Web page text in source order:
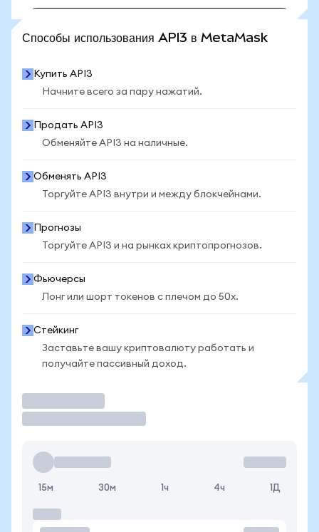
Способы использования API3 в MetaMask
Купить API3
Начните всего за пару нажатий.
Продать API3
Обменяйте API3 на наличные.
Обменять API3
Торгуйте API3 внутри и между блокчейнами.
Прогнозы
Торгуйте API3 и на рынках криптопрогнозов.
Фьючерсы
Лонг или шорт токенов с плечом до 50x.
Стейкинг
Заставьте вашу криптовалюту работать и
получайте пассивный доход.
15м 30м 1ч 4ч 1Д